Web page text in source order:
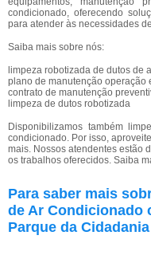
condicionado, oferecendo
para atender às necessidades
Saiba mais sobre nós:
limpeza robotizada de dutos de
plano de manutenção operação
contrato de manutenção
limpeza de dutos robotizada
Disponibilizamos também
condicionado. Por isso,
mais. Nossos atendentes estão
os trabalhos oferecidos. Saiba
Para saber mais
de Ar Condicionado
Parque da Cidadania